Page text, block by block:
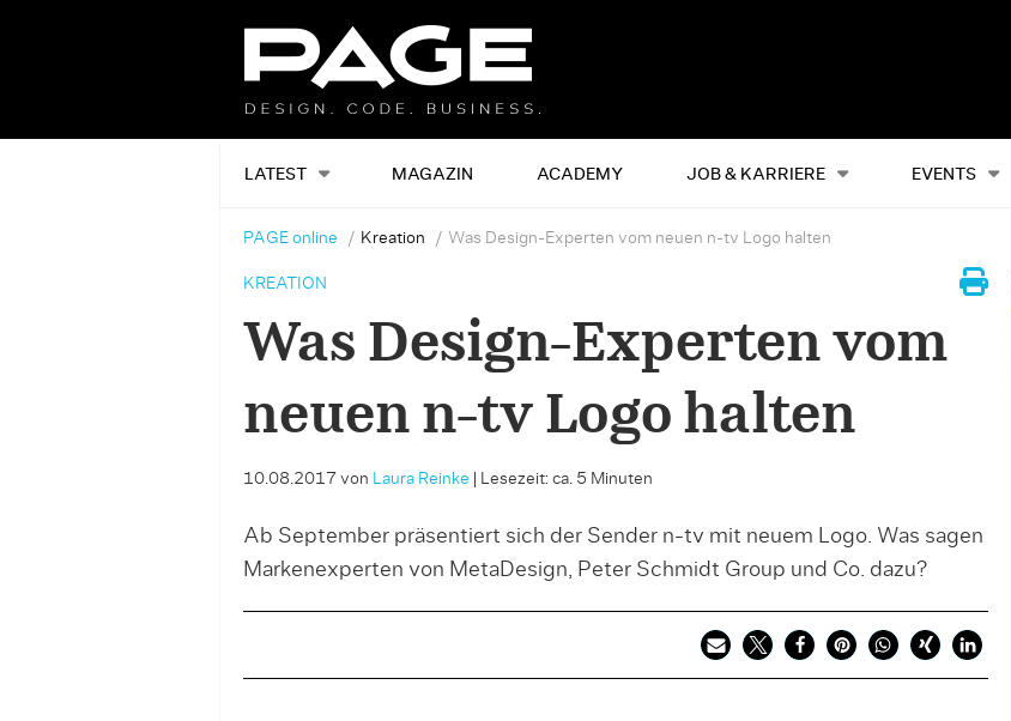
LATEST MAGAZIN ACADEMY JOB & KARRIERE EVENTS
Alles Events
PAGE online Kreation Was Design-Experten vom neuen n-tv Logo halten
KREATION
Was Design-Experten vom
neuen n-tv Logo halten
10.08.2017 von Laura Reinke Lesezeit: ca. 5 Minuten
Ab September präsentiert sich der Sender n-tv mit neuem Logo. Was sagen
Markenexperten von MetaDesign, Peter Schmidt Group und Co. dazu?